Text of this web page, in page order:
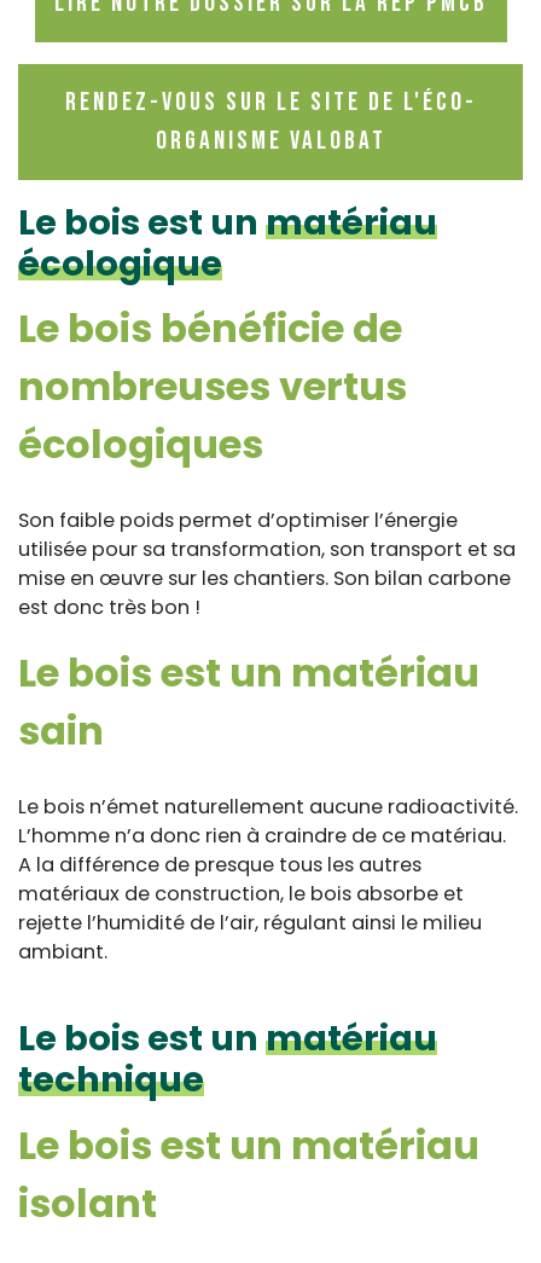
Rendez-vous sur le site de l'éco-
organisme VALOBAT
Le bois est un matériau
écologique
Le bois bénéficie de
nombreuses vertus
écologiques
Son faible poids permet d’optimiser l’énergie
utilisée pour sa transformation, son transport et sa
mise en œuvre sur les chantiers. Son bilan carbone
est donc très bon !
Le bois est un matériau
sain
Le bois n’émet naturellement aucune radioactivité.
L’homme n’a donc rien à craindre de ce matériau.
A la différence de presque tous les autres
matériaux de construction, le bois absorbe et
rejette l’humidité de l’air, régulant ainsi le milieu
ambiant.
Le bois est un matériau
technique
Le bois est un matériau
isolant